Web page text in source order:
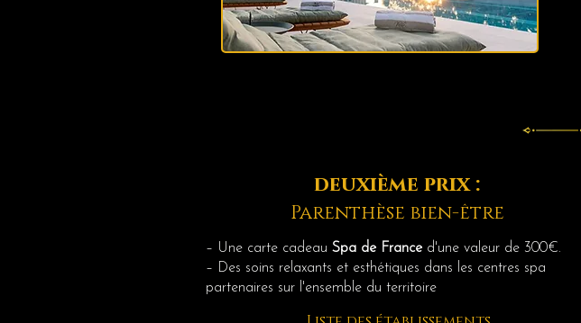
deuxième prix :
Parenthèse bien-être
– Une carte cadeau Spa de France d'une valeur de 300€.
– Des soins relaxants et esthétiques dans les centres spa
partenaires sur l'ensemble du territoire